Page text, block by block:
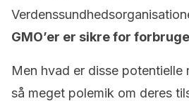
GMO’er er sikre for
Men hvad er disse potentielle
så meget polemik om deres